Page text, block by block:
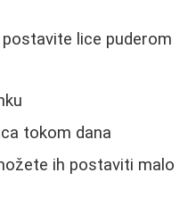
lice puderom
tokom dana
ih postaviti malo